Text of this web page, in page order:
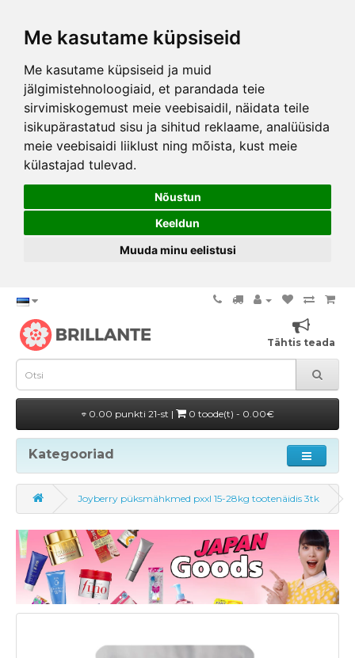
Me kasutame küpsiseid
Me kasutame küpsiseid ja muid
jälgimistehnoloogiaid, et parandada teie
sirvimiskogemust meie veebisaidil, näidata teile
isikupärastatud sisu ja sihitud reklaame, analüüsida
meie veebisaidi liiklust ning mõista, kust meie
külastajad tulevad.
Nõustun
Keeldun
Muuda minu eelistusi
Tähtis teada
0.00 punkti 21-st | 0 toode(t) - 0.00€
Kategooriad
Joyberry püksmähkmed pxxl 15-28kg tootenäidis 3tk